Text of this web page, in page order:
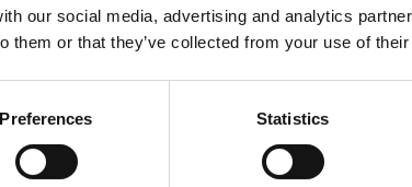
our social media, advertising and analytics
them or that they’ve collected from your use of
Preferences Statistics